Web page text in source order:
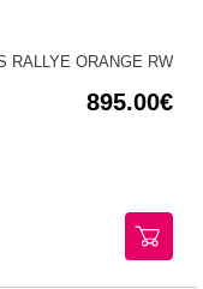
RALLYE ORANGE RW
895.00